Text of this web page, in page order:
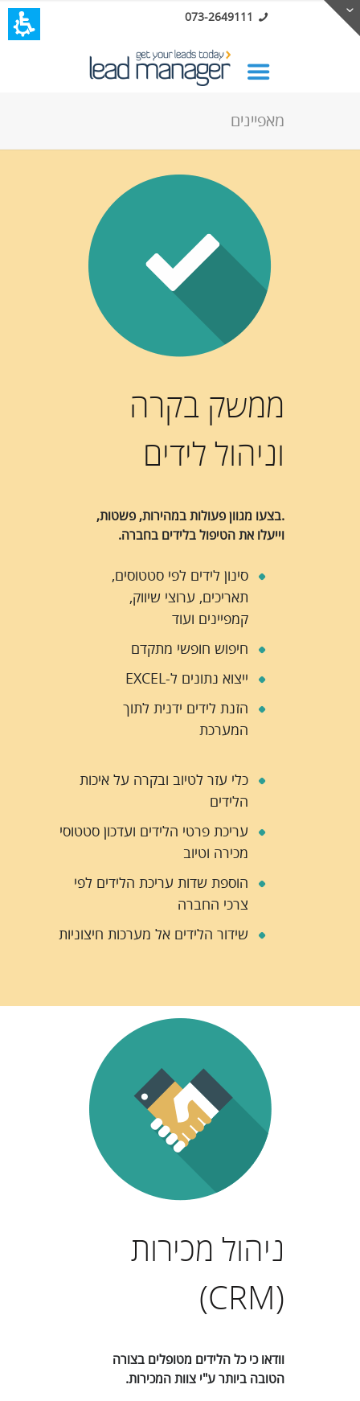
073-2649111
מאפיינים
ממשק בקרה
וניהול לידים
.בצעו מגוון פעולות במהירות, פשטות,
וייעלו את הטיפול בלידים בחברה.
סינון לידים לפי סטטוסים,
תאריכים, ערוצי שיווק,
קמפיינים ועוד
חיפוש חופשי מתקדם
ייצוא נתונים ל-EXCEL
הזנת לידים ידנית לתוך
המערכת
כלי עזר לטיוב ובקרה על איכות
הלידים
עריכת פרטי הלידים ועדכון סטטוסי
מכירה וטיוב
הוספת שדות עריכת הלידים לפי
צרכי החברה
שידור הלידים אל מערכות חיצוניות
ניהול מכירות
(CRM)
וודאו כי כל הלידים מטופלים בצורה
הטובה ביותר ע"י צוות המכירות.